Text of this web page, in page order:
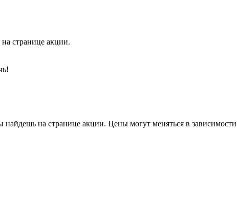
странице акции.
на странице акции. Цены могут меняться в